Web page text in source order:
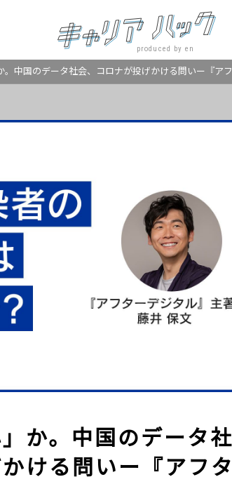
produced by en
。中国のデータ社会、コロナが投げかける問いー『ア
」か。中国のデータ社
ける問いー『アフタ